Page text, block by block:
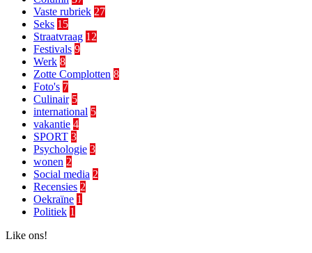
Vaste rubriek 27
Seks 15
Straatvraag 12
Festivals 9
Werk 8
Zotte Complotten 8
Foto's 7
Culinair 5
international 5
vakantie 4
SPORT 3
Psychologie 3
wonen 2
Social media 2
Recensies 2
Oekraïne 1
Politiek 1
Like ons!